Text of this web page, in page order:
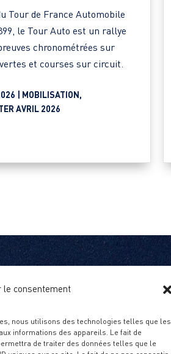
le consentement
nous utilisons des technologies telles que les
informations des appareils. Le fait de
de traiter des données telles que le
Tour de France Automobile
le Tour Auto est un rallye
chronométrées sur
et courses sur circuit.
| MOBILISATION ,
AVRIL 2026
PRESSE